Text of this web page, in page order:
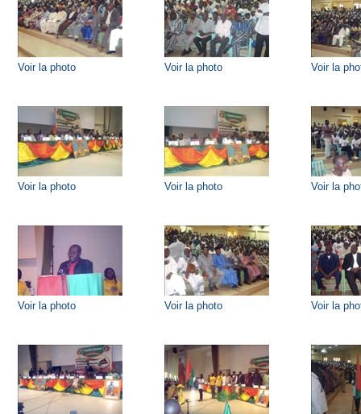
Voir la photo Voir la photo Voir la
Voir la photo Voir la photo Voir la
Voir la photo Voir la photo Voir la